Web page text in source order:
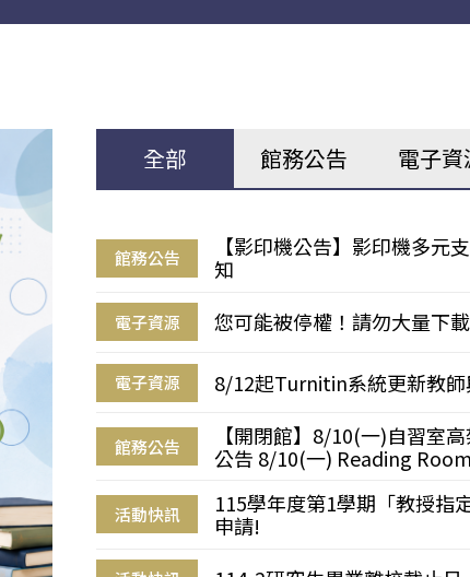
全部 館務公告 電子資
館務公告
【影印機公告】影印機多元
知
電子資源 您可能被停權！請勿大量下載
電子資源 8/12起Turnitin系統更新教
館務公告
【開閉館】8/10(一)自習室
公告 8/10(一) Reading
活動快訊
115學年度第1學期「教授指
申請!